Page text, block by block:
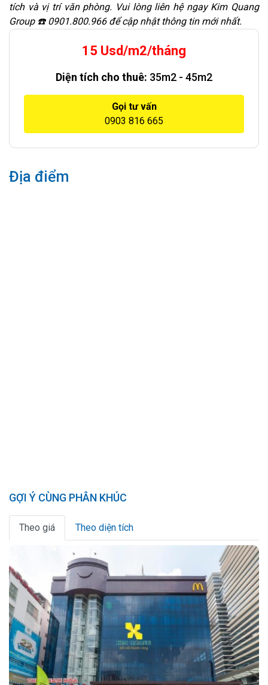
tích và vị trí văn phòng. Vui lòng liên hệ ngay Kim Quang
Group ☎️ 0901.800.966 để cập nhật thông tin mới nhất.
15 Usd/m2/tháng
Diện tích cho thuê: 35m2 - 45m2
Gọi tư vấn
0903 816 665
Địa điểm
GỢI Ý CÙNG PHÂN KHÚC
Theo giá Theo diện tích